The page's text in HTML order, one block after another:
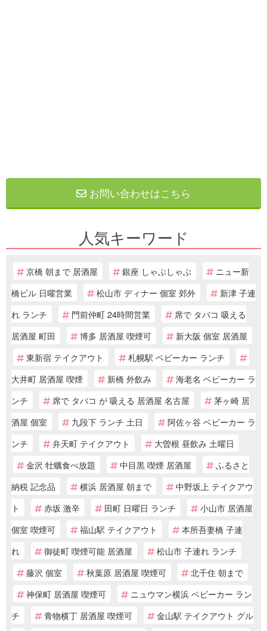
お問い合わせはこちら
人気キーワード
京橋 朝まで 居酒屋 銀座 しゃぶしゃぶ
ニュー新
橋ビル 日曜営業
松山市 ディナー 個室 郊外
新津 子連
れ ランチ
門前仲町 24時間営業
席で タバコ 吸える
居酒屋 町田
博多 居酒屋 喫煙可
新大阪 個室 居酒屋
東新宿 テイクアウト
札幌駅 ベビーカー ランチ
大井町 居酒屋 喫煙
新橋 外飲み
海老名 ベビーカー ラ
ンチ
席で タバコ が 吸える 居酒屋 名古屋
茅ヶ崎 居
酒屋 個室
九段下 ランチ 土日
阿佐ヶ谷 ベビーカー ラ
ンチ
弁天町 テイクアウト
大曽根 昼飲み 土曜日
金沢 牡蠣食べ放題
中目黒 喫煙 居酒屋
ふるさと
納税 記念品
横浜 居酒屋 朝まで
中野坂上 テイクアウ
ト
赤坂 激辛 田町 日曜日 ランチ
小山市 居酒屋
個室 喫煙可
福山駅 テイクアウト
本所吾妻橋 子連
れ
御徒町 喫煙可能 居酒屋
松山市 子連れ ランチ
藤沢 個室
秋葉原 居酒屋 喫煙可
北千住 朝まで
神保町 居酒屋 喫煙可
ニュウマン横浜 ベビーカー ラン
チ
青物横丁 居酒屋 喫煙可
金山駅 テイクアウト グル